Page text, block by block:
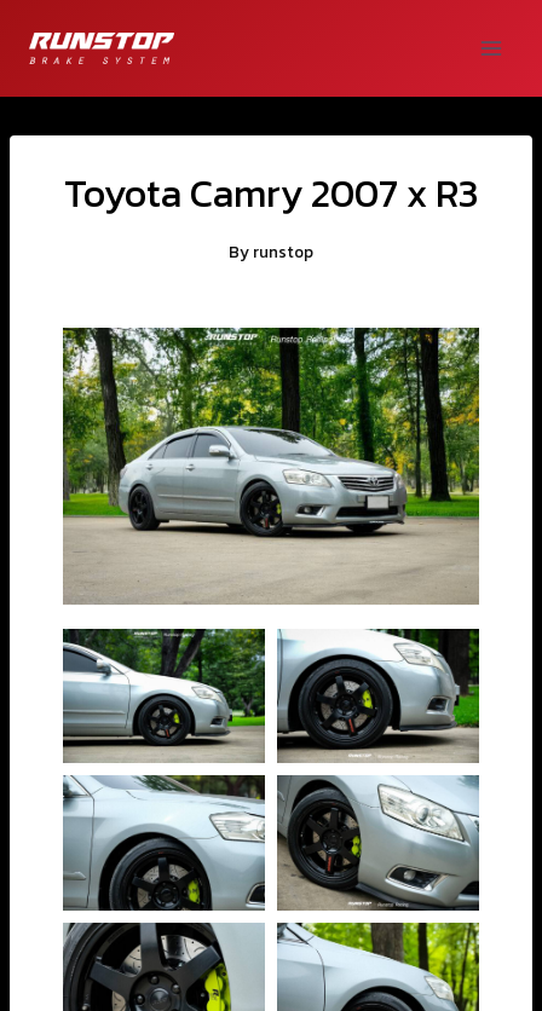
Toyota Camry 2007 x R3
By runstop